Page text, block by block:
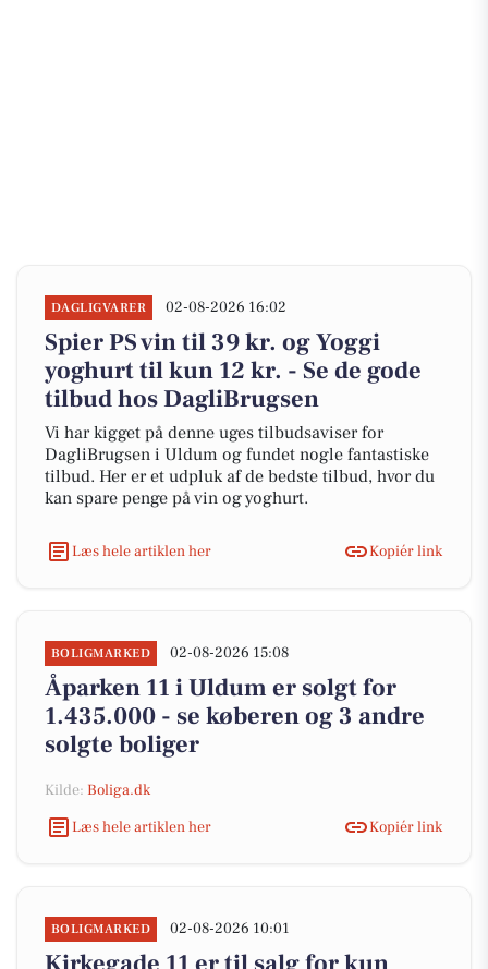
DAGLIGVARER 02-08-2026 16:02
Spier PS vin til 39 kr. og Yoggi
yoghurt til kun 12 kr. - Se de gode
tilbud hos DagliBrugsen
Vi har kigget på denne uges tilbudsaviser for
DagliBrugsen i Uldum og fundet nogle fantastiske
tilbud. Her er et udpluk af de bedste tilbud, hvor du
kan spare penge på vin og yoghurt.
Læs hele artiklen her Kopiér link
BOLIGMARKED 02-08-2026 15:08
Åparken 11 i Uldum er solgt for
1.435.000 - se køberen og 3 andre
solgte boliger
Kilde: Boliga.dk
Læs hele artiklen her
Kopiér link
BOLIGMARKED 02-08-2026 10:01